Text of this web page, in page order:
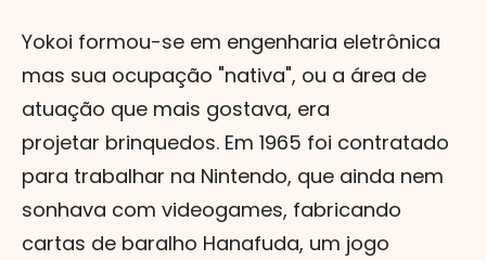
Yokoi formou-se em engenharia eletrônica
mas sua ocupação "nativa", ou a área de
atuação que mais gostava, era
projetar brinquedos. Em 1965 foi contratado
para trabalhar na Nintendo, que ainda nem
sonhava com videogames, fabricando
cartas de baralho Hanafuda, um jogo